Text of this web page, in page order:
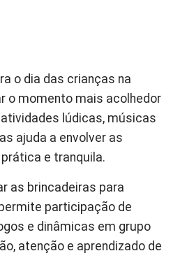
o dia das crianças na
o momento mais acolhedor
lúdicas, músicas
ajuda a envolver as
e tranquila.
as brincadeiras para
participação de
e dinâmicas em grupo
atenção e aprendizado de